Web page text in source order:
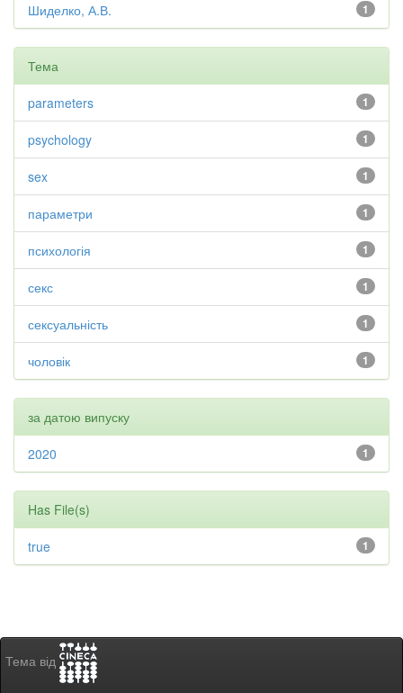
1
Шиделко, А.В.
Тема
1
parameters
1
psychology
1
sex
1
параметри
1
психологія
1
секс
1
сексуальність
1
чоловік
за датою випуску
1
2020
Has File(s)
1
true
Тема від